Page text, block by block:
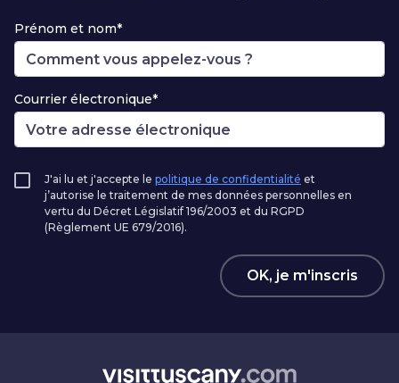
Prénom et nom*
Courrier électronique*
J'ai lu et j'accepte le politique de confidentialité et
j’autorise le traitement de mes données personnelles en
vertu du Décret Législatif 196/2003 et du RGPD
(Règlement UE 679/2016).
OK, je m'inscris